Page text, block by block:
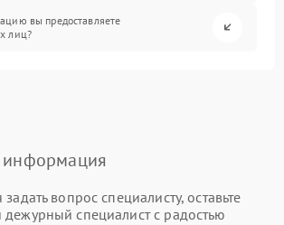
вы предоставляете
лиц?
информация
задать вопрос специалисту, оставьте
специалист с радостью